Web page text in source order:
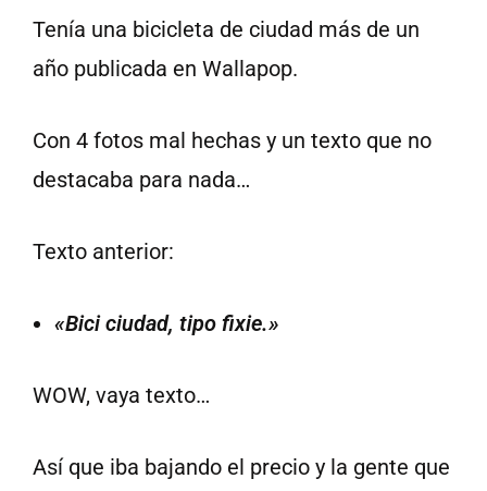
Tenía una bicicleta de ciudad más de un
año publicada en Wallapop.
Con 4 fotos mal hechas y un texto que no
destacaba para nada…
Texto anterior:
«Bici ciudad, tipo fixie.»
WOW, vaya texto…
Así que iba bajando el precio y la gente que